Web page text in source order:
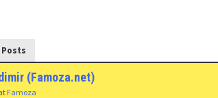
(Famoza.net)
Famoza